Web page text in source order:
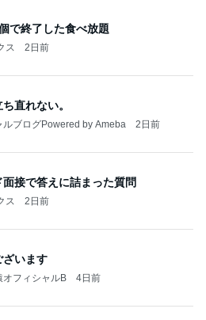
で終了した食べ放題
ス 2日前
直れない。
ルブログPowered by Ameba 2日前
接で答えに詰まった質問
ス 2日前
ざいます
オフィシャルB 4日前